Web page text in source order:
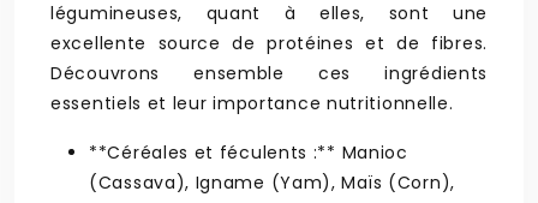
légumineuses, quant à elles, sont une
excellente source de protéines et de fibres.
Découvrons ensemble ces ingrédients
essentiels et leur importance nutritionnelle.
**Céréales et féculents :** Manioc
(Cassava), Igname (Yam), Maïs (Corn),